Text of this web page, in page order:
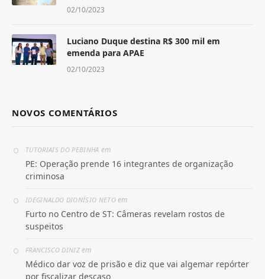
02/10/2023
Luciano Duque destina R$ 300 mil em
emenda para APAE
02/10/2023
NOVOS COMENTÁRIOS
TUTORIAIS DO PEBINHA em
PE: Operação prende 16 integrantes de organização
criminosa
IDEGINALDO DIONÍSIO NETOem
Furto no Centro de ST: Câmeras revelam rostos de
suspeitos
FRANCISCO DINIZem
Médico dar voz de prisão e diz que vai algemar repórter
por fiscalizar descaso